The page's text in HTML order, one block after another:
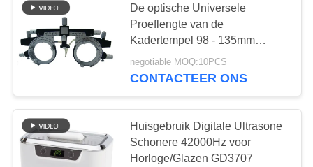
SITEMAP
POLICY
Optometrie
Phoropter
De optische Universele
Proeflengte van de
Kadertempel 98 - 135mm
volledig Regelbaar Ontwerp
negotiable MOQ:10PCS
CONTACTEER ONS
Huisgebruik Digitale Ultrasone
Schonere 42000Hz voor
Horloge/Glazen GD3707